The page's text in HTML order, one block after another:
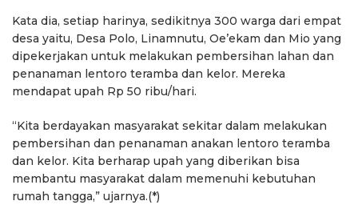
Kata dia, setiap harinya, sedikitnya 300 warga dari empat
desa yaitu, Desa Polo, Linamnutu, Oe’ekam dan Mio yang
dipekerjakan untuk melakukan pembersihan lahan dan
penanaman lentoro teramba dan kelor. Mereka
mendapat upah Rp 50 ribu/hari.
“Kita berdayakan masyarakat sekitar dalam melakukan
pembersihan dan penanaman anakan lentoro teramba
dan kelor. Kita berharap upah yang diberikan bisa
membantu masyarakat dalam memenuhi kebutuhan
rumah tangga,” ujarnya.(*)